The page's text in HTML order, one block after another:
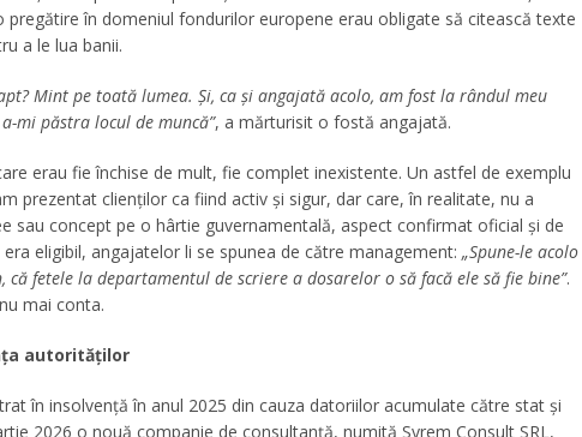
în domeniul fondurilor europene erau obligate să citească texte
a le lua banii.
Mint pe toată lumea. Și, ca și angajată acolo, am fost la rândul meu
mi păstra locul de muncă”, a mărturisit o fostă angajată.
erau fie închise de mult, fie complet inexistente. Un astfel de exemplu
prezentat clienților ca fiind activ și sigur, dar care, în realitate, nu a
sau concept pe o hârtie guvernamentală, aspect confirmat oficial și de
eligibil, angajatelor li se spunea de către management: „Spune-le acolo
fetele la departamentul de scriere a dosarelor o să facă ele să fie bine”.
mai conta.
autorităților
în insolvență în anul 2025 din cauza datoriilor acumulate către stat și
2026 o nouă companie de consultanță, numită Syrem Consult SRL,